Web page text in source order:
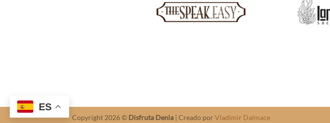
Copyright 2026 © Disfruta Denia | Creado por Vladimir Dalmace
ES